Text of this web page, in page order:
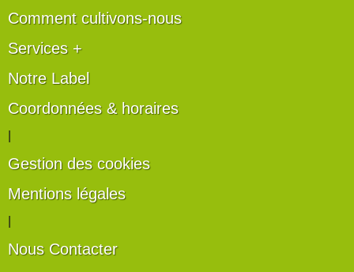
Comment cultivons-nous
Services +
Notre Label
Coordonnées & horaires
Gestion des cookies
Mentions légales
Nous Contacter